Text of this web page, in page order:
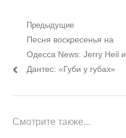
Навигация
по
записям
Предыдущие
Предыдущий
пост:
Песня воскресенья на
Одесса News: Jerry Heil и
Дантес: «Губи у губах»
Смотрите также...